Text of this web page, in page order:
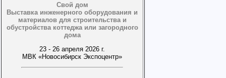
Свой дом
Выставка инженерного оборудования и
материалов для строительства и
обустройства коттеджа или загородного
дома
23 - 26 апреля 2026 г.
МВК «Новосибирск Экспоцентр»